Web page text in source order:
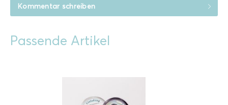
Kommentar schreiben
Passende Artikel